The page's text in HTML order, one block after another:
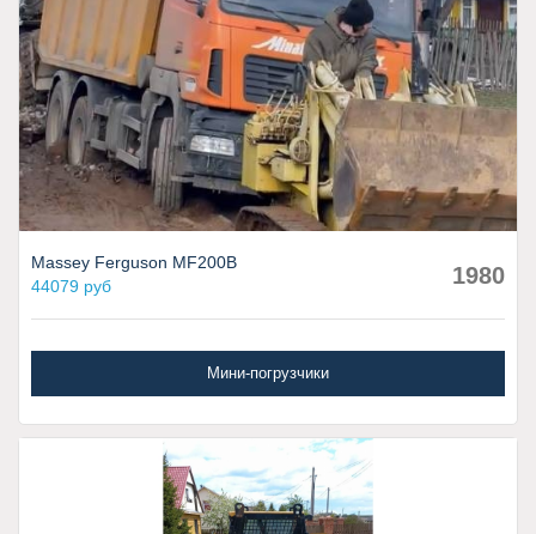
Massey Ferguson MF200B
44079 руб
1980
Мини-погрузчики